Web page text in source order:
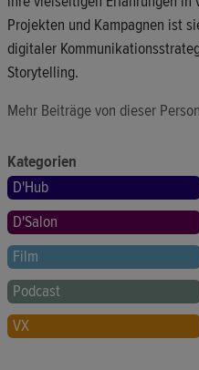
Projekten und Kampagnen ist
digitaler
Storytelling.
Mehr Beiträge von dieser
Kategorien
D'Hub
D'Salon
Film
Podcast
VX